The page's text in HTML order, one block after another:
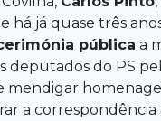
há já quase três
pública a
deputados do PS
mendigar
a correspondência